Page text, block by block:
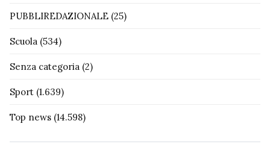
PUBBLIREDAZIONALE (25)
Scuola (534)
Senza categoria (2)
Sport (1.639)
Top news (14.598)